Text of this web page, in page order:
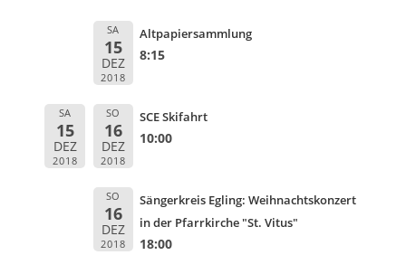
SA
15
DEZ
2018
Altpapiersammlung
8:15
SA
15
DEZ
2018
SO
16
DEZ
2018
SCE Skifahrt
10:00
SO
16
DEZ
2018
Sängerkreis Egling: Weihnachtskonzert
in der Pfarrkirche "St. Vitus"
18:00